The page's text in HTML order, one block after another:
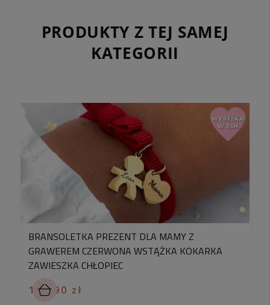
PRODUKTY Z TEJ SAMEJ
KATEGORII
BRANSOLETKA PREZENT DLA MAMY Z
GRAWEREM CZERWONA WSTĄŻKA KOKARKA
ZAWIESZKA CHŁOPIEC
119,90 zł